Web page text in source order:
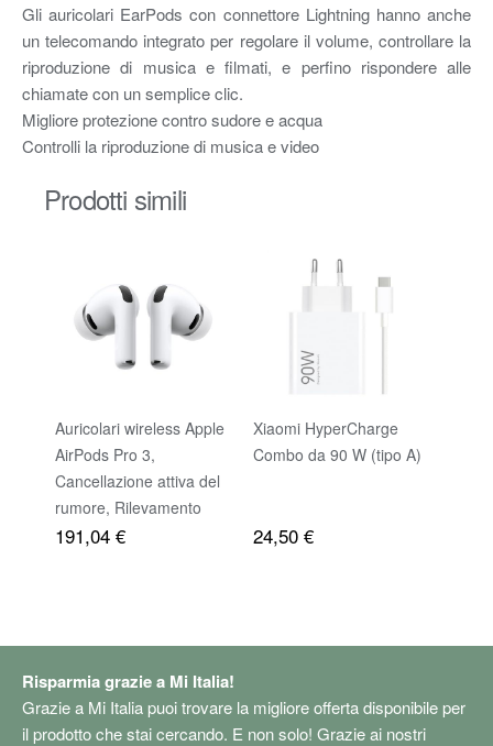
Gli auricolari EarPods con connettore Lightning hanno anche
un telecomando integrato per regolare il volume, controllare la
riproduzione di musica e filmati, e perfino rispondere alle
chiamate con un semplice clic.
Migliore protezione contro sudore e acqua
Controlli la riproduzione di musica e video
Prodotti simili
Auricolari wireless Apple
AirPods Pro 3,
Cancellazione attiva del
rumore, Rilevamento
della frequenza cardiaca,
191,04 €
Xiaomi HyperCharge
Combo da 90 W (tipo A)
24,50 €
Risparmia grazie a Mi Italia!
Grazie a Mi Italia puoi trovare la migliore offerta disponibile per
il prodotto che stai cercando. E non solo! Grazie ai nostri